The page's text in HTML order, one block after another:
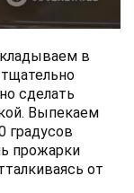
в
сделать
Выпекаем
градусов
прожарки
от